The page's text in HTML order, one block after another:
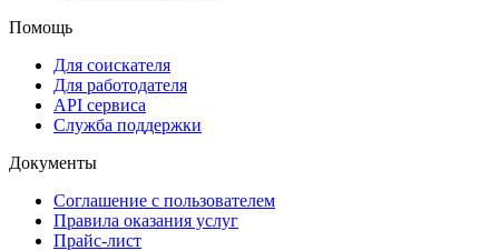
Помощь
Для соискателя
Для работодателя
API сервиса
Служба поддержки
Документы
Соглашение с пользователем
Правила оказания услуг
Прайс-лист